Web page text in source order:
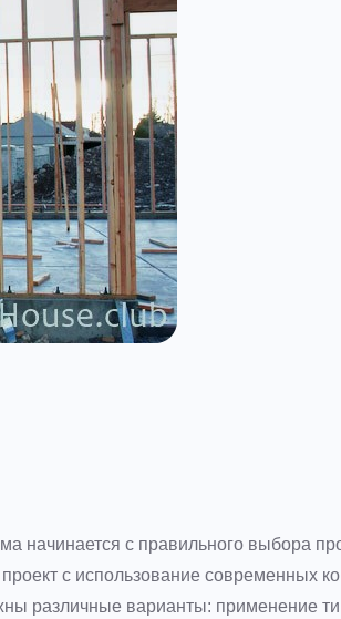
начинается с правильного выбора
с использование современных
различные варианты: применение